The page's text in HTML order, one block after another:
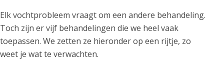
Elk vochtprobleem vraagt om een andere behandeling.
Toch zijn er vijf behandelingen die we heel vaak
toepassen. We zetten ze hieronder op een rijtje, zo
weet je wat te verwachten.